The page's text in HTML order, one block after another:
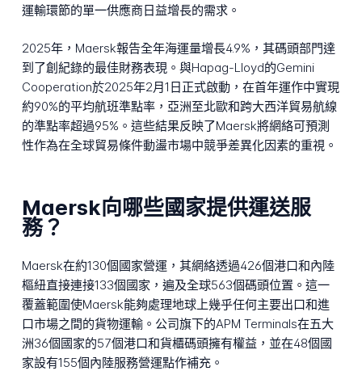
運輸環節的單一供應商日益增長的需求。
2025年，Maersk報告全年海運量增長4.9%，其碼頭部門達
到了創紀錄的最佳財務表現。與Hapag-Lloyd的Gemini
Cooperation於2025年2月1日正式啟動，在首年運作中實現
約90%的平均航班準點率，亞洲至北歐和跨大西洋貿易航線
的準點率超過95%。這些結果反映了Maersk將網絡可預測
性作為在全球貿易條件動盪市場中競爭差異化因素的重視。
Maersk向哪些國家提供運送服
務？
Maersk在約130個國家營運，其網絡透過426個港口和內陸
樞紐直接連接133個國家，遍及全球563個碼頭位置。這一
覆蓋範圍使Maersk能夠處理地球上幾乎任何主要出口和進
口市場之間的貨物運輸。公司旗下的APM Terminals在五大
洲36個國家的57個港口和貨櫃碼頭擁有權益，並在48個國
家設有155個內陸服務營運點作補充。